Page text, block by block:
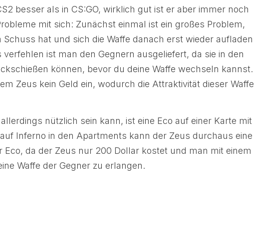
besser als in CS:GO, wirklich gut ist er aber immer noch
mit sich: Zunächst einmal ist ein großes Problem,
hat und sich die Waffe danach erst wieder aufladen
ist man den Gegnern ausgeliefert, da sie in den
können, bevor du deine Waffe wechseln kannst.
Zeus kein Geld ein, wodurch die Attraktivität dieser Waffe
nützlich sein kann, ist eine Eco auf einer Karte mit
Inferno in den Apartments kann der Zeus durchaus eine
Eco, da der Zeus nur 200 Dollar kostet und man mit einem
Waffe der Gegner zu erlangen.